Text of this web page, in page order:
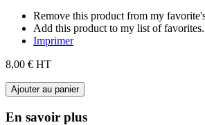
Remove this product from my
Add this product to my list of favorites.
Imprimer
8,00 € HT
Ajouter au panier
En savoir plus